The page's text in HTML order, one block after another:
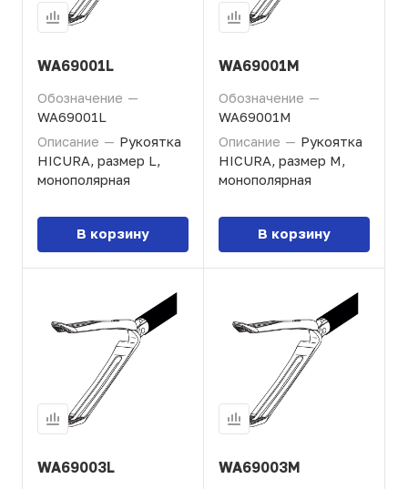
WA69001L
Обозначение —
WA69001L
Описание — Рукоятка
HICURA, размер L,
монополярная
В корзину
WA69001M
Обозначение —
WA69001M
Описание — Рукоятка
HICURA, размер M,
монополярная
В корзину
WA69003L WA69003M